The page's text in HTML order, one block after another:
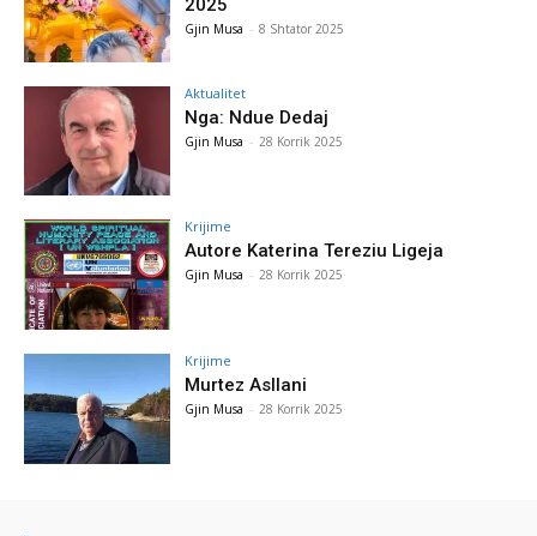
2025
Gjin Musa - 8 Shtator 2025
Aktualitet
Nga: Ndue Dedaj
Gjin Musa - 28 Korrik 2025
Krijime
Autore Katerina Tereziu Ligeja
Gjin Musa - 28 Korrik 2025
Krijime
Murtez Asllani
Gjin Musa - 28 Korrik 2025